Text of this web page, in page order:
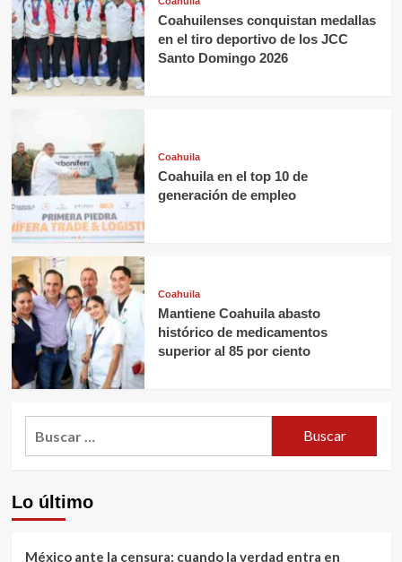
Coahuilenses conquistan medallas
en el tiro deportivo de los JCC
Santo Domingo 2026
Coahuila
Coahuila en el top 10 de
generación de empleo
Coahuila
Mantiene Coahuila abasto
histórico de medicamentos
superior al 85 por ciento
Lo último
México ante la censura: cuando la verdad entra en